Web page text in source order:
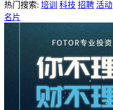
热门搜索: 培训 科技 招聘 活动
名片